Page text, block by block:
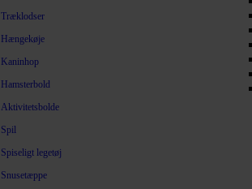
Træklodser
Hængekøje
Kaninhop
Hamsterbold
Aktivitetsbolde
Spil
Spiseligt legetøj
Snusetæppe